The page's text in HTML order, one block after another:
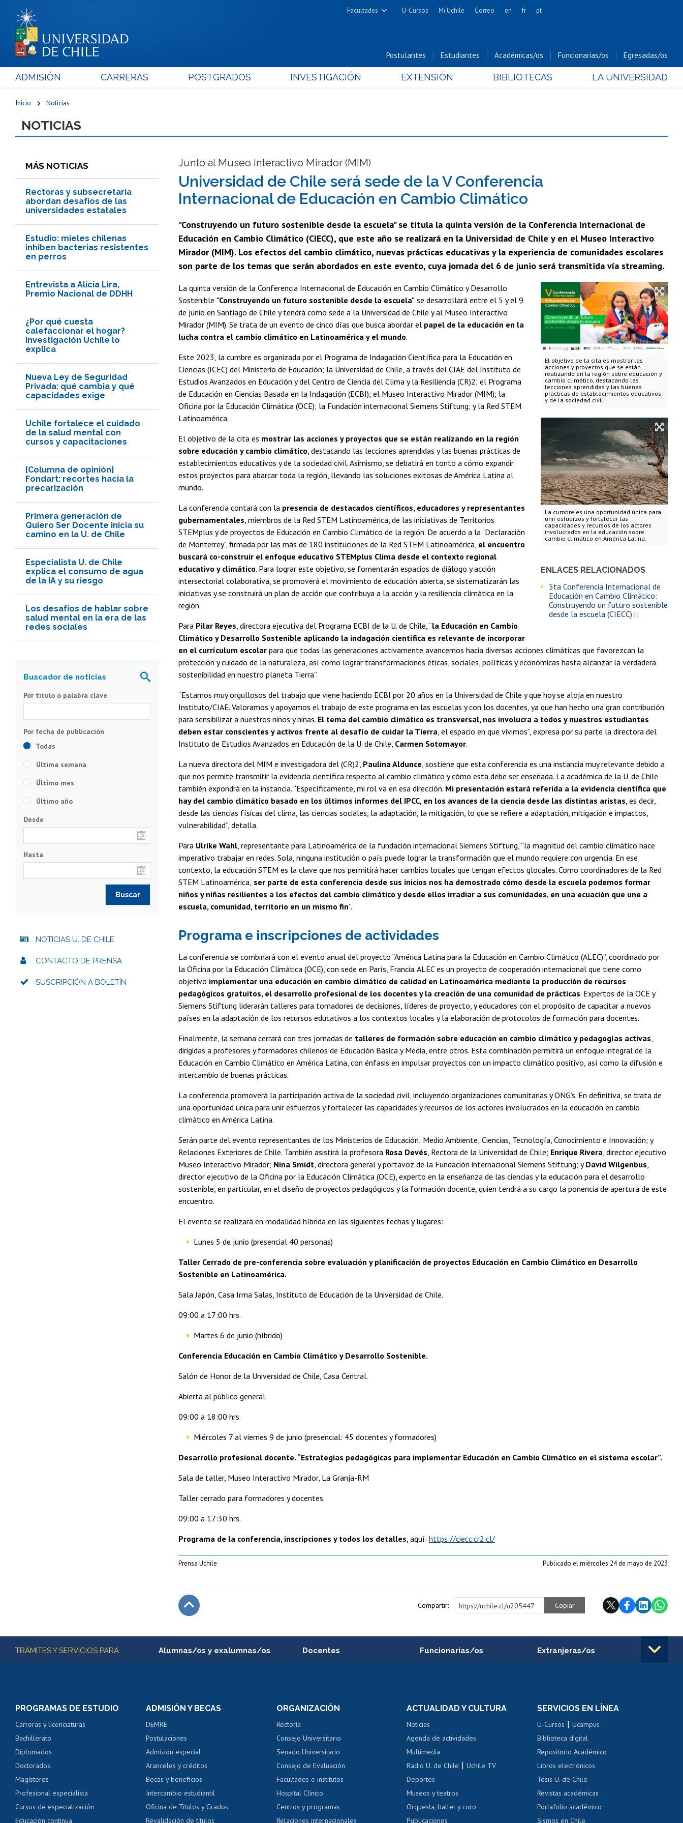
Facultades
Cs. Físicas y Matemáticas
Cs. Forestales y Conservación
Cs. Químicas y Farmacéuticas
Cs. Sociales
Estudios Avanzados en Educación
Nutrición y Tecnología de
Alimentos
Bachillerato
Hospital Clínico
U-Cursos Mi Uchile Correo en fr pt
Postulantes Estudiantes Académicas/os Funcionarias/os Egresadas/os
ADMISIÓN CARRERAS POSTGRADOS INVESTIGACIÓN EXTENSIÓN BIBLIOTECAS LA UNIVERSIDAD
Inicio Noticias
NOTICIAS
MÁS NOTICIAS
Rectoras y subsecretaria
abordan desafíos de las
universidades estatales
Estudio: mieles chilenas
inhiben bacterias resistentes
en perros
Entrevista a Alicia Lira,
Premio Nacional de DDHH
¿Por qué cuesta
calefaccionar el hogar?
Investigación Uchile lo
explica
Nueva Ley de Seguridad
Privada: qué cambia y qué
capacidades exige
Uchile fortalece el cuidado
de la salud mental con
cursos y capacitaciones
[Columna de opinión]
Fondart: recortes hacia la
precarización
Primera generación de
Quiero Ser Docente inicia su
camino en la U. de Chile
Especialista U. de Chile
explica el consumo de agua
de la IA y su riesgo
Los desafíos de hablar sobre
salud mental en la era de las
redes sociales
Junto al Museo Interactivo Mirador (MIM)
Universidad de Chile será sede de la V Conferencia
Internacional de Educación en Cambio Climático
"Construyendo un futuro sostenible desde la escuela" se titula la quinta versión de la Conferencia Internacional de
Educación en Cambio Climático (CIECC), que este año se realizará en la Universidad de Chile y en el Museo Interactivo
Mirador (MIM). Los efectos del cambio climático, nuevas prácticas educativas y la experiencia de comunidades escolares
son parte de los temas que serán abordados en este evento, cuya jornada del 6 de junio será transmitida vía streaming.
El objetivo de la cita es mostrar las
acciones y proyectos que se están
realizando en la región sobre educación y
cambio climático, destacando las
lecciones aprendidas y las buenas
prácticas de establecimientos educativos
y de la sociedad civil.
La cumbre es una oportunidad única para
unir esfuerzos y fortalecer las
capacidades y recursos de los actores
involucrados en la educación sobre
cambio climático en América Latina.
ENLACES RELACIONADOS
5ta Conferencia Internacional de
Educación en Cambio Climático:
Construyendo un futuro sostenible
desde la escuela (CIECC)
La quinta versión de la Conferencia Internacional de Educación en Cambio Climático y Desarrollo
Sostenible "Construyendo un futuro sostenible desde la escuela" se desarrollará entre el 5 y el 9
de junio en Santiago de Chile y tendrá como sede a la Universidad de Chile y al Museo Interactivo
Mirador (MIM). Se trata de un evento de cinco días que busca abordar el papel de la educación en la
lucha contra el cambio climático en Latinoamérica y el mundo.
Este 2023, la cumbre es organizada por el Programa de Indagación Científica para la Educación en
Ciencias (ICEC) del Ministerio de Educación; la Universidad de Chile, a través del CIAE del Instituto de
Estudios Avanzados en Educación y del Centro de Ciencia del Clima y la Resiliencia (CR)2; el Programa
de Educación en Ciencias Basada en la Indagación (ECBI); el Museo Interactivo Mirador (MIM); la
Oficina por la Educación Climática (OCE); la Fundación internacional Siemens Stiftung; y la Red STEM
Latinoamérica.
El objetivo de la cita es mostrar las acciones y proyectos que se están realizando en la región
sobre educación y cambio climático , destacando las lecciones aprendidas y las buenas prácticas de
establecimientos educativos y de la sociedad civil. Asimismo, se debatirá en tonto a cómo expandir
estos proyectos para abarcar toda la región, llevando las soluciones exitosas de América Latina al
mundo.
La conferencia contará con la presencia de destacados científicos, educadores y representantes
gubernamentales , miembros de la Red STEM Latinoamérica, de las iniciativas de Territorios
STEMplus y de proyectos de Educación en Cambio Climático de la región. De acuerdo a la "Declaración
de Monterrey", firmada por las más de 180 instituciones de la Red STEM Latinoamérica, el encuentro
buscará co-construir el enfoque educativo STEMplus Clima desde el contexto regional
educativo y climático. Para lograr este objetivo, se fomentarán espacios de diálogo y acción
intersectorial colaborativa, se promoverá el movimiento de educación abierta, se sistematizarán las
iniciativas y se construirá un plan de acción que contribuya a la acción y la resiliencia climática en la
región.
Para Pilar Reyes , directora ejecutiva del Programa ECBI de la U. de Chile, “la Educación en Cambio
Climático y Desarrollo Sostenible aplicando la indagación científica es relevante de incorporar
en el currículum escolar para que todas las generaciones activamente avancemos hacia diversas acciones climáticas que favorezcan la
protección y cuidado de la naturaleza, así como lograr transformaciones éticas, sociales, políticas y económicas hasta alcanzar la verdadera
sostenibilidad en nuestro planeta Tierra”.
“Estamos muy orgullosos del trabajo que viene haciendo ECBI por 20 años en la Universidad de Chile y que hoy se aloja en nuestro
Instituto/CIAE. Valoramos y apoyamos el trabajo de este programa en las escuelas y con los docentes, ya que han hecho una gran contribución
para sensibilizar a nuestros niños y niñas. El tema del cambio climático es transversal, nos involucra a todos y nuestros estudiantes
deben estar conscientes y activos frente al desafío de cuidar la Tierra , el espacio en que vivimos”, expresa por su parte la directora del
Instituto de Estudios Avanzados en Educación de la U. de Chile, Carmen Sotomayor.
La nueva directora del MIM e investigadora del (CR)2, Paulina Aldunce , sostiene que esta conferencia es una instancia muy relevante debido a
que nos permite transmitir la evidencia científica respecto al cambio climático y cómo esta debe ser enseñada. La académica de la U. de Chile
también expondrá en la instancia. “Específicamente, mi rol va en esa dirección. Mi presentación estará referida a la evidencia científica que
hay del cambio climático basado en los últimos informes del IPCC, en los avances de la ciencia desde las distintas aristas , es decir,
desde las ciencias físicas del clima, las ciencias sociales, la adaptación, la mitigación, lo que se refiere a adaptación, mitigación e impactos,
vulnerabilidad”, detalla.
Para Ulrike Wahl , representante para Latinoamérica de la fundación internacional Siemens Stiftung, “la magnitud del cambio climático hace
imperativo trabajar en redes. Sola, ninguna institución o país puede lograr la transformación que el mundo requiere con urgencia. En ese
contexto, la educación STEM es la clave que nos permitirá hacer cambios locales que tengan efectos glocales. Como coordinadores de la Red
STEM Latinoamérica, ser parte de esta conferencia desde sus inicios nos ha demostrado cómo desde la escuela podemos formar
niños y niñas resilientes a los efectos del cambio climático y desde ellos irradiar a sus comunidades, en una ecuación que une a
escuela, comunidad, territorio en un mismo fin”.
Programa e inscripciones de actividades
La conferencia se combinará con el evento anual del proyecto “América Latina para la Educación en Cambio Climático (ALEC)”, coordinado por
la Oficina por la Educación Climática (OCE), con sede en París, Francia. ALEC es un proyecto de cooperación internacional que tiene como
objetivo implementar una educación en cambio climático de calidad en Latinoamérica mediante la producción de recursos
pedagógicos gratuitos, el desarrollo profesional de los docentes y la creación de una comunidad de prácticas. Expertos de la OCE y
Siemens Stiftung liderarán talleres para tomadores de decisiones, líderes de proyecto, y educadores con el propósito de capacitar a nuevos
países en la adaptación de los recursos educativos a los contextos locales y la elaboración de protocolos de formación para docentes.
Finalmente, la semana cerrará con tres jornadas de talleres de formación sobre educación en cambio climático y pedagogías activas
dirigidas a profesores y formadores chilenos de Educación Básica y Media, entre otros. Esta combinación permitirá un enfoque integral de la
Educación en Cambio Climático en América Latina, con énfasis en impulsar proyectos con un impacto climático positivo, así como la difusión e
intercambio de buenas prácticas.
La conferencia promoverá la participación activa de la sociedad civil, incluyendo organizaciones comunitarias y ONG’s. En definitiva, se trata de
una oportunidad única para unir esfuerzos y fortalecer las capacidades y recursos de los actores involucrados en la educación en cambio
climático en América Latina.
Serán parte del evento representantes de los Ministerios de Educación; Medio Ambiente; Ciencias, Tecnología, Conocimiento e Innovación; y
Relaciones Exteriores de Chile. También asistirá la profesora Rosa Devés , Rectora de la Universidad de Chile; Enrique Rivera , director ejecutivo
Museo Interactivo Mirador; Nina Smidt , directora general y portavoz de la Fundación internacional Siemens Stiftung; yDavid Wilgenbus
director ejecutivo de la Oficina por la Educación Climática (OCE), experto en la enseñanza de las ciencias y la educación para el desarrollo
sostenible, en particular, en el diseño de proyectos pedagógicos y la formación docente, quien tendrá a su cargo la ponencia de apertura de este
encuentro.
El evento se realizará en modalidad híbrida en las siguientes fechas y lugares:
Lunes 5 de junio (presencial 40 personas)
Taller Cerrado de pre-conferencia sobre evaluación y planificación de proyectos Educación en Cambio Climático en Desarrollo
Sostenible en Latinoamérica.
Sala Japón, Casa Irma Salas, Instituto de Educación de la Universidad de Chile.
09:00 a 17:00 hrs.
Martes 6 de junio (híbrido)
Conferencia Educación en Cambio Climático y Desarrollo Sostenible.
Salón de Honor de la Universidad de Chile, Casa Central.
Abierta al público general.
09:00 a 18:00 hrs.
Miércoles 7 al viernes 9 de junio (presencial: 45 docentes y formadores)
Desarrollo profesional docente. “Estrategias pedagógicas para implementar Educación en Cambio Climático en el sistema escolar”.
Sala de taller, Museo Interactivo Mirador, La Granja-RM
Taller cerrado para formadores y docentes.
09:00 a 17:30 hrs.
Programa de la conferencia, inscripciones y todos los detalles , aquí: https://ciecc.cr2.cl/
Prensa Uchile Publicado el miércoles 24 de mayo de 2023
Compartir: https://uchile.cl/u205447 Copiar
Por título o palabra clave
Todas
Última semana
Último mes
Último año
Desde
Hasta
NOTICIAS U. DE CHILE
CONTACTO DE PRENSA
SUSCRIPCIÓN A BOLETÍN
Más información
TRÁMITES Y SERVICIOS PARA Alumnas/os y exalumnas/os
Consulta y certificado de notas
Servicio médico y dental
Pago de arancel y crédito alumnos
Pago de arancel y crédito exalumnos
Certificado de títulos y grados
Docentes
Perfeccionamiento
Evaluación docente
Calificación académica
Postulación al AUCAI
Funcionarias/os
Portal de movilidad interna
Certificado de renta
Certificado de renta
Gestión de correo uchile
Extranjeras/os
Movilidad Estudiantil
Cursos de español
Acoso laboral, sexual y violencia
PROGRAMAS DE ESTUDIO
Carreras y licenciaturas
Bachillerato
Diplomados
Doctorados
Magísteres
Profesional especialista
Cursos de especialización
Educación continua
ADMISIÓN Y BECAS
DEMRE
Postulaciones
Admisión especial
Aranceles y créditos
Becas y beneficios
Intercambio estudiantil
Oficina de Títulos y Grados
Revalidación de títulos
ORGANIZACIÓN
Rectoría
Consejo Universitario
Senado Universitario
Consejo de Evaluación
Facultades e institutos
Hospital Clínico
Centros y programas
Relaciones internacionales
ACTUALIDAD Y CULTURA
Noticias
Agenda de actividades
Multimedia
Radio U. de Chile |Uchile TV
Deportes
Museos y teatros
Orquesta, ballet y coro
Publicaciones
SERVICIOS EN LÍNEA
U-Cursos |Ucampus
Biblioteca digital
Repositorio Académico
Libros electrónicos
Tesis U. de Chile
Revistas académicas
Portafolio académico
Sismos en Chile